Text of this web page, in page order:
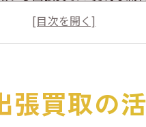
店頭買取、選ぶ際のメリ
ショップ活用で賢く不用
できる選び方とその注意点
出張買取業者の見極め方
張買取の